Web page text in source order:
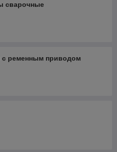
сварочные
ременным приводом